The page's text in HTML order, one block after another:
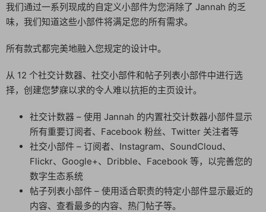
我们通过一系列现成的自定义小部件为您消除了 Jannah 的乏
味，我们知道这些小部件将满足您的所有需求。
所有款式都完美地融入您规定的设计中。
从 12 个社交计数器、社交小部件和帖子列表小部件中进行选
择，创建您梦寐以求的令人难以抗拒的主页设计。
社交计数器 – 使用 Jannah 的内置社交计数器小部件显示
所有重要订阅者、Facebook 粉丝、Twitter 关注者等
社交小部件 – 订阅者、Instagram、SoundCloud、
Flickr、Google+、Dribble、Facebook 等，以完善您的
数字生态系统
帖子列表小部件 – 使用适合职责的特定小部件显示最近的
内容、查看最多的内容、热门帖子等。